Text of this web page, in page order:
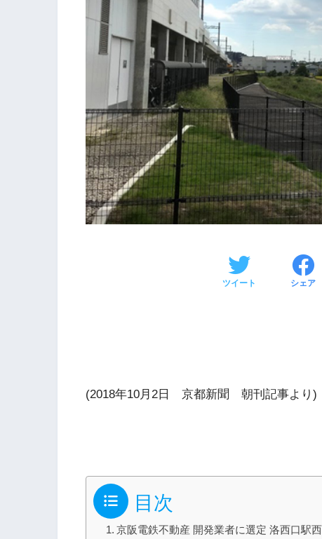
ツイート シェア
(2018年10月2日 京都新聞 朝刊記事より)
目次
京阪電鉄不動産 開発業者に選定 洛西口駅